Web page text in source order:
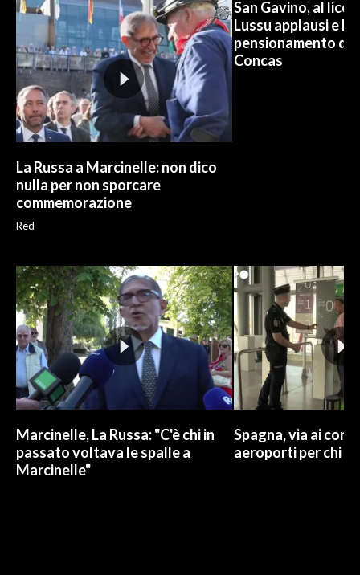
La Russa a Marcinelle: non dico
nulla per non sporcare
commemorazione
Red
San Gavino, al
Lussu applausi e
pensionamento
Concas
Marcinelle, La Russa: "C'è chi in
passato voltava le spalle a
Marcinelle"
Spagna, via ai
aeroporti per chi